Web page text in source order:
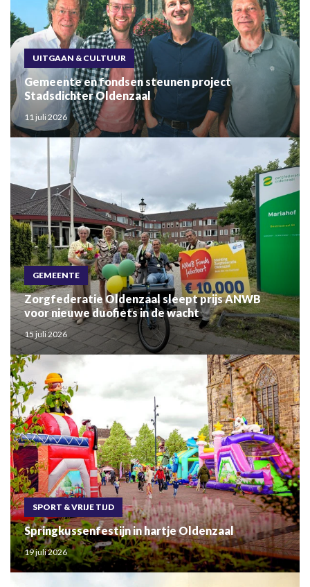
UITGAAN & CULTUUR
Gemeente en fondsen steunen project
Stadsdichter Oldenzaal
11 juli 2026
GEMEENTE
Zorgfederatie Oldenzaal sleept prijs ANWB
voor nieuwe duofiets in de wacht
15 juli 2026
SPORT & VRIJE TIJD
Springkussenfestijn in hartje Oldenzaal
19 juli 2026